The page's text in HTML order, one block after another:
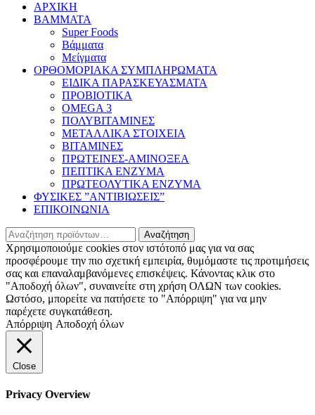
ΑΡΧΙΚΗ
BAMMATA
Super Foods
Βάμματα
Μείγματα
ΟΡΘΟΜΟΡΙΑΚΑ ΣΥΜΠΛΗΡΩΜΑΤΑ
ΕΙΔΙΚΑ ΠΑΡΑΣΚΕΥΑΣΜΑΤΑ
ΠΡΟΒΙΟΤΙΚΑ
OMEGA 3
ΠΟΛΥΒΙΤΑΜΙΝΕΣ
ΜΕΤΑΛΛΙΚΑ ΣΤΟΙΧΕΙΑ
ΒΙΤΑΜΙΝΕΣ
ΠΡΩΤΕΙΝΕΣ-ΑΜΙΝΟΞΕΑ
ΠΕΠΤΙΚΑ ΕΝΖΥΜΑ
ΠΡΩΤΕΟΛΥΤΙΚΑ ΕΝΖΥΜΑ
ΦΥΣΙΚΕΣ ”ΑΝΤΙΒΙΩΣΕΙΣ”
ΕΠΙΚΟΙΝΩΝΙΑ
Αναζήτηση
για:
Αναζήτηση
Χρησιμοποιούμε cookies στον ιστότοπό μας για να σας
προσφέρουμε την πιο σχετική εμπειρία, θυμόμαστε τις προτιμήσεις
σας και επαναλαμβανόμενες επισκέψεις. Κάνοντας κλικ στο
"Αποδοχή όλων", συναινείτε στη χρήση ΟΛΩΝ των cookies.
Ωστόσο, μπορείτε να πατήσετε το "Απόρριψη" για να μην
παρέχετε συγκατάθεση.
Απόρριψη Αποδοχή όλων
Close
Privacy Overview